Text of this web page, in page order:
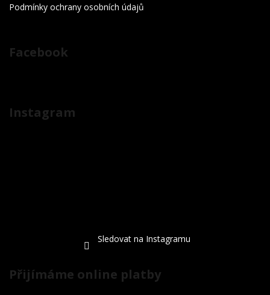
Podmínky ochrany osobních údajů
Facebook
Instagram
Sledovat na Instagramu
Přijímáme online platby